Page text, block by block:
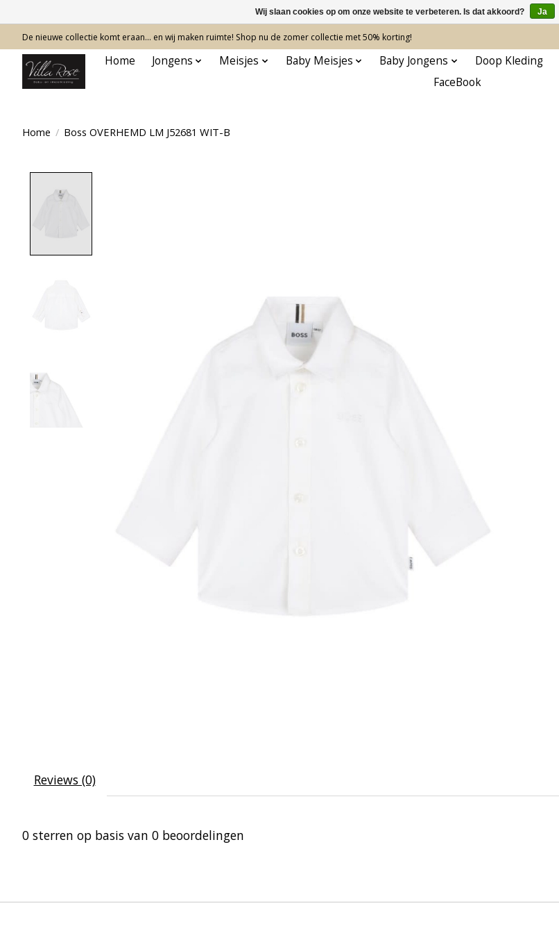
De nieuwe collectie komt eraan… en wij maken ruimte! Shop nu de zomer collectie met 50% korting!
Home Jongens Meisjes Baby Meisjes Baby Jongens Doop Kleding
FaceBook
Home / Boss OVERHEMD LM J52681 WIT-B
Reviews (0)
0 sterren op basis van 0 beoordelingen
Wij slaan cookies op om onze website te verbeteren. Is dat akkoord? Ja